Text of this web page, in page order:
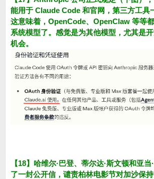
能用于 Claude Code 和官网，第三方工具
这意味着，OpenCode、OpenClaw 等等
系统模型了。感觉是为其他模型，尤其是
机会。
【18】哈维尔·巴登、蒂尔达·斯文顿和亚
了一封公开信，谴责柏林电影节对加沙保